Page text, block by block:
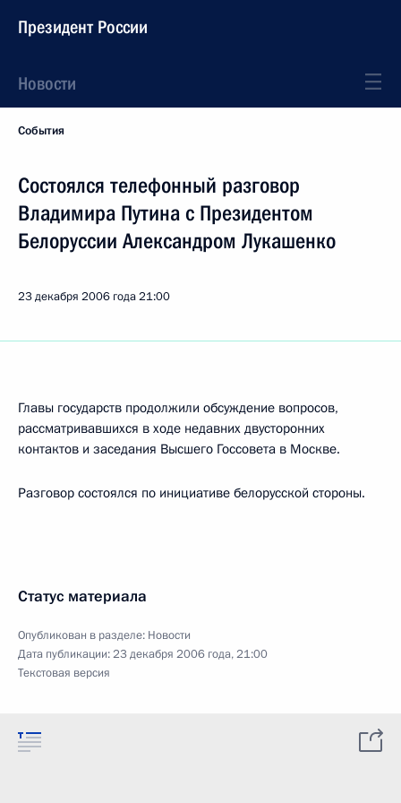
Президент России
Новости
События
Состоялся телефонный разговор
Владимира Путина с Президентом
Белоруссии Александром Лукашенко
23 декабря 2006 года21:00
Главы государств продолжили обсуждение вопросов,
рассматривавшихся в ходе недавних двусторонних
контактов и заседания Высшего Госсовета в Москве.
Разговор состоялся по инициативе белорусской стороны.
Статус материала
Опубликован в разделе: Новости
Дата публикации:23 декабря 2006 года, 21:00
Текстовая версия